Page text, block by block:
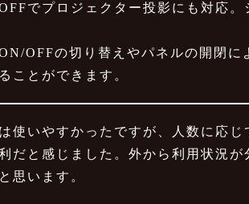
OFFでプロジェクター投影にも対応
ON/OFFの切り替えやパネルの開閉
ことができます。
使いやすかったですが、人数に応じ
だと感じました。外から利用状況
思います。